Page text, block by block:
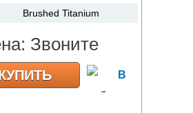
Brushed Titanium
Звоните